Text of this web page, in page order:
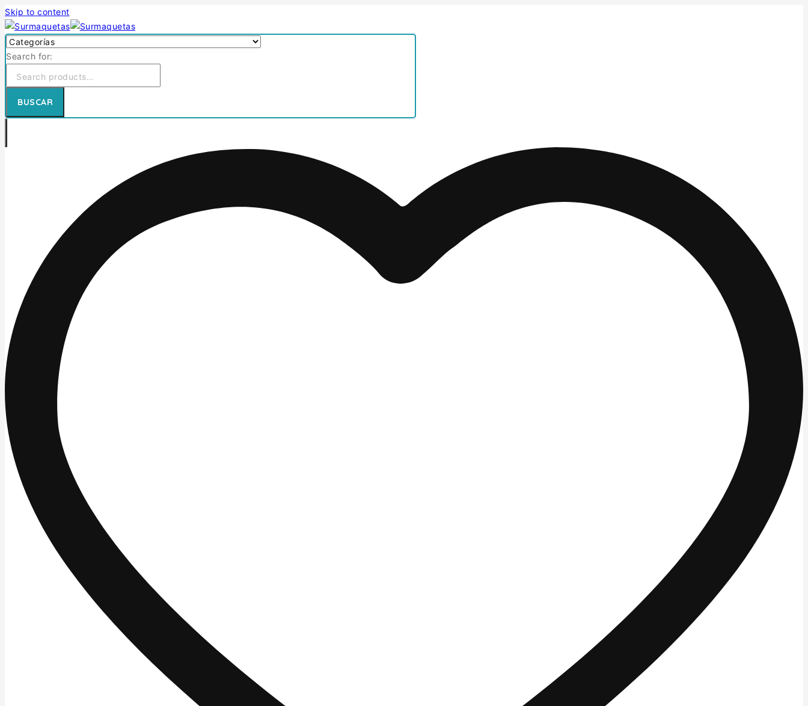
Skip to content
Search for:
BUSCAR